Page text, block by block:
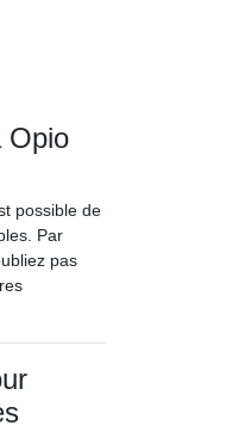
Opio
possible de
Par
pas